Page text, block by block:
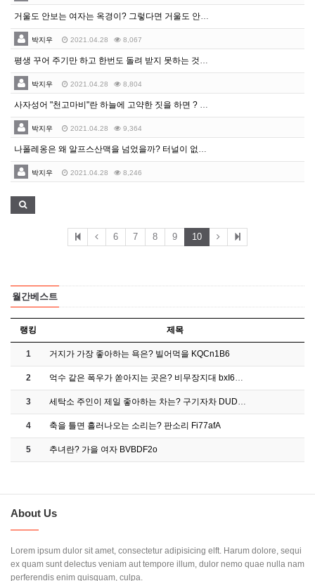
거울도 안보는 여자는 옥경이? 그렇다면 거울도 안보는 …
박지우 2021.04.28 8,067
평생 꾸어 주기만 하고 한번도 돌려 받지 못하는 것은?…
박지우 2021.04.28 8,804
사자성어 "천고마비"란 하늘에 고약한 짓을 하면 ? 온…
박지우 2021.04.28 9,364
나폴레옹은 왜 알프스산맥을 넘었을까? 터널이 없으니까 …
박지우 2021.04.28 8,246
6 7 8 9 10
월간베스트
랭킹 제목
1 거지가 가장 좋아하는 욕은? 빌어먹을 KQCn1B6
2 억수 같은 폭우가 쏟아지는 곳은? 비무장지대 bxI6E…
3 세탁소 주인이 제일 좋아하는 차는? 구기자차 DUD4P…
4 축을 틀면 흘러나오는 소리는? 판소리 Fi77afA
5 추녀란? 가을 여자 BVBDF2o
About Us
Lorem ipsum dulor sit amet, consectetur adipisicing elft. Harum dolore, sequi
ex quam sunt delectus veniam aut tempore illum, dulor nemo quae nulla nam
perferendis enim quisquam, culpa.